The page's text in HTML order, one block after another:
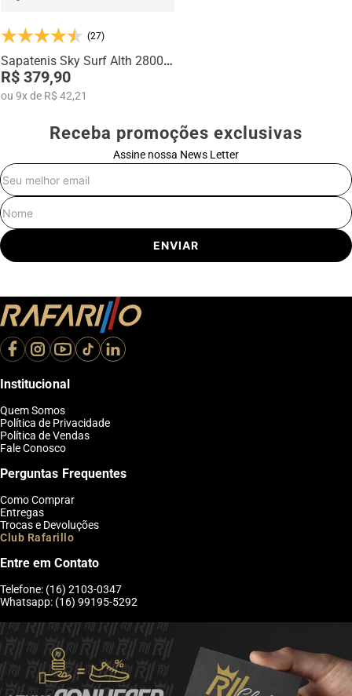
(27)
Sapatenis Sky Surf Alth 28001-
03
R$ 379,90
ou 9xde R$ 42,21
Receba promoções exclusivas
Assine nossa News Letter
ENVIAR
Institucional
Quem Somos
Política de Privacidade
Política de Vendas
Fale Conosco
Perguntas Frequentes
Como Comprar
Entregas
Trocas e Devoluções
Club Rafarillo
Entre em Contato
Telefone: (16) 2103-0347
Whatsapp: (16) 99195-5292